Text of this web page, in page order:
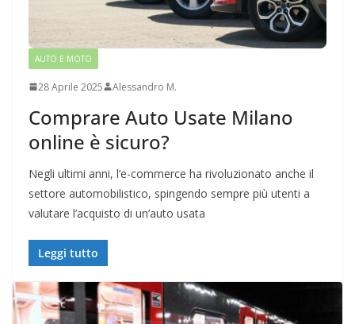
AUTO E MOTO
28 Aprile 2025 Alessandro M.
Comprare Auto Usate Milano
online è sicuro?
Negli ultimi anni, l’e-commerce ha rivoluzionato anche il
settore automobilistico, spingendo sempre più utenti a
valutare l’acquisto di un’auto usata
Leggi tutto